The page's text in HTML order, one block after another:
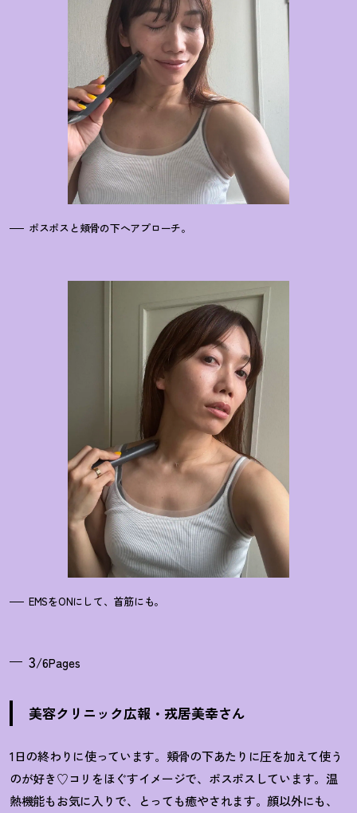
ポスポスと頬骨の下へアプローチ。
EMSをONにして、首筋にも。
3/6Pages
美容クリニック広報・戎居美幸さん
1日の終わりに使っています。頬骨の下あたりに圧を加えて使う
のが好き♡コリをほぐすイメージで、ポスポスしています。温
熱機能もお気に入りで、とっても癒やされます。顔以外にも、